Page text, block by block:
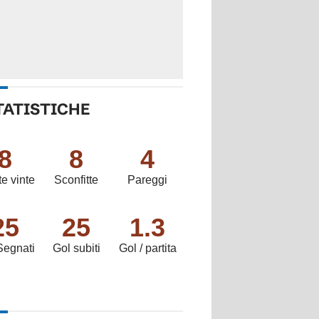
vinte
8
Sconfitte
4
Pareggi
25
Gol subiti
1.3
Gol / partita